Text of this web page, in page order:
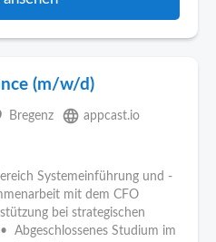
(m/w/d)
Bregenz language appcast.io
Systemeinführung und -
mit dem CFO
bei strategischen
Abgeschlossenes Studium im